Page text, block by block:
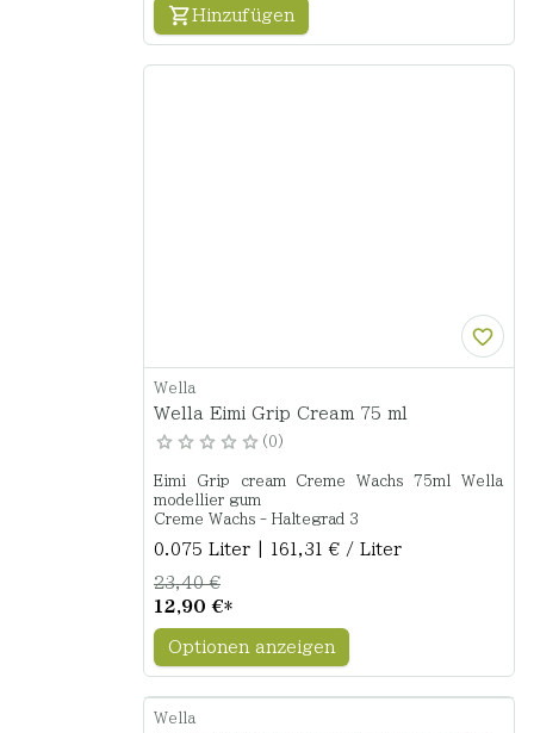
Hinzufügen
Wella
Wella Eimi Grip Cream 75 ml
0
Eimi Grip cream Creme Wachs 75ml Wella
modellier gum
Creme Wachs - Haltegrad 3
0.075 Liter | 161,31 € / Liter
12,90 €*
23,40 €
Optionen anzeigen
Wella